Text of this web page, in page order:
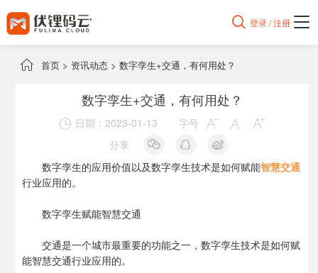
 登录 / 注册
 首页 > 资讯动态 > 数字孪生+交通，有何用处？
数字孪生+交通，有何用处？
 日期：2023-01-13 字号   
分享
数字孪生的应用价值以及数字孪生技术是如何赋能智慧交通
行业应用的。
数字孪生赋能智慧交通
交通是一个城市最重要的功能之一，数字孪生技术是如何赋
能智慧交通行业应用的。